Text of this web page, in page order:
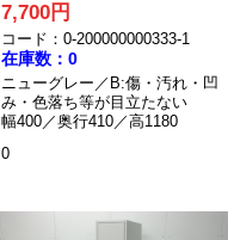
7,700円
コード：0-200000000333-1
在庫数：0
ニューグレー／B:傷・汚れ・凹
み・色落ち等が目立たない
幅400／奥行410／高1180
0